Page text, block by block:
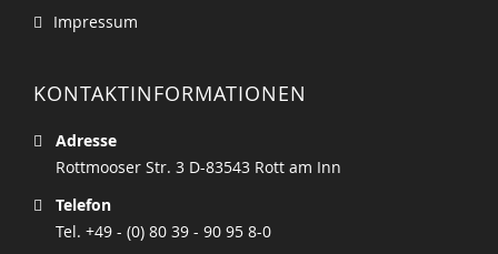
Impressum
KONTAKTINFORMATIONEN
Adresse
Rottmooser Str. 3 D-83543 Rott am Inn
Telefon
Tel. +49 - (0) 80 39 - 90 95 8-0